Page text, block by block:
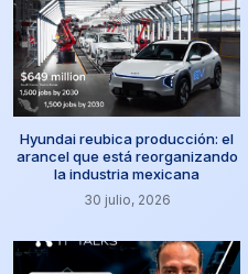
Hyundai reubica producción: el
arancel que está reorganizando
la industria mexicana
30 julio, 2026